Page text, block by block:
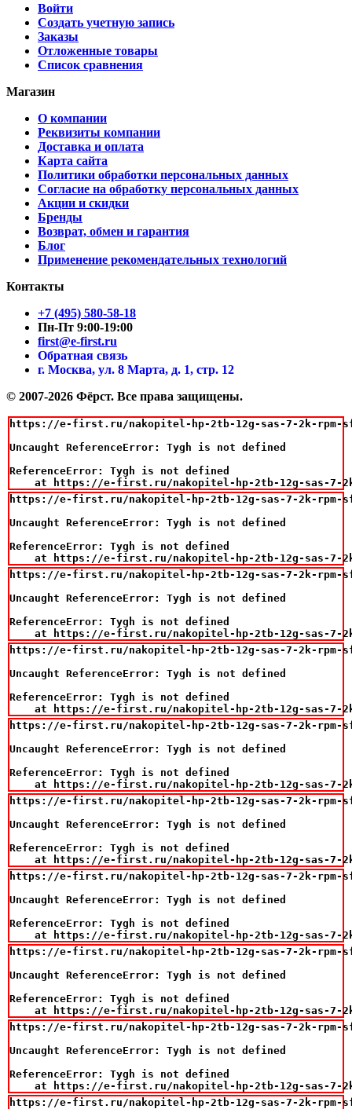
Войти
Создать учетную запись
Заказы
Отложенные товары
Список сравнения
Магазин
О компании
Реквизиты компании
Доставка и оплата
Карта сайта
Политики обработки персональных данных
Согласие на обработку персональных данных
Акции и скидки
Бренды
Возврат, обмен и гарантия
Блог
Применение рекомендательных технологий
Контакты
+7 (495) 580-58-18
Пн-Пт 9:00-19:00
first@e-first.ru
Обратная связь
г. Москва, ул. 8 Марта, д. 1, стр. 12
© 2007-2026 Фёрст. Все права защищены.
https://e-first.ru/nakopitel-hp-2tb-12g-sas-7-2k-rpm-
Uncaught ReferenceError: Tygh is not defined
ReferenceError: Tygh is not defined
at https://e-first.ru/nakopitel-hp-2tb-12g-sas-
https://e-first.ru/nakopitel-hp-2tb-12g-sas-7-2k-rpm-
Uncaught ReferenceError: Tygh is not defined
ReferenceError: Tygh is not defined
at https://e-first.ru/nakopitel-hp-2tb-12g-sas-
https://e-first.ru/nakopitel-hp-2tb-12g-sas-7-2k-rpm-
Uncaught ReferenceError: Tygh is not defined
ReferenceError: Tygh is not defined
at https://e-first.ru/nakopitel-hp-2tb-12g-sas-
https://e-first.ru/nakopitel-hp-2tb-12g-sas-7-2k-rpm-
Uncaught ReferenceError: Tygh is not defined
ReferenceError: Tygh is not defined
at https://e-first.ru/nakopitel-hp-2tb-12g-sas-
https://e-first.ru/nakopitel-hp-2tb-12g-sas-7-2k-rpm-
Uncaught ReferenceError: Tygh is not defined
ReferenceError: Tygh is not defined
at https://e-first.ru/nakopitel-hp-2tb-12g-sas-
https://e-first.ru/nakopitel-hp-2tb-12g-sas-7-2k-rpm-
Uncaught ReferenceError: Tygh is not defined
ReferenceError: Tygh is not defined
at https://e-first.ru/nakopitel-hp-2tb-12g-sas-
https://e-first.ru/nakopitel-hp-2tb-12g-sas-7-2k-rpm-
Uncaught ReferenceError: Tygh is not defined
ReferenceError: Tygh is not defined
at https://e-first.ru/nakopitel-hp-2tb-12g-sas-
https://e-first.ru/nakopitel-hp-2tb-12g-sas-7-2k-rpm-
Uncaught ReferenceError: Tygh is not defined
ReferenceError: Tygh is not defined
at https://e-first.ru/nakopitel-hp-2tb-12g-sas-
https://e-first.ru/nakopitel-hp-2tb-12g-sas-7-2k-rpm-
Uncaught ReferenceError: Tygh is not defined
ReferenceError: Tygh is not defined
at https://e-first.ru/nakopitel-hp-2tb-12g-sas-
https://e-first.ru/nakopitel-hp-2tb-12g-sas-7-2k-rpm-